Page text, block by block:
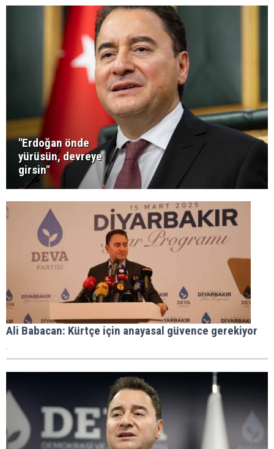
"Erdoğan önde
yürüsün, devreye
girsin"
Ali Babacan: Kürtçe için anayasal güvence gerekiyor
.